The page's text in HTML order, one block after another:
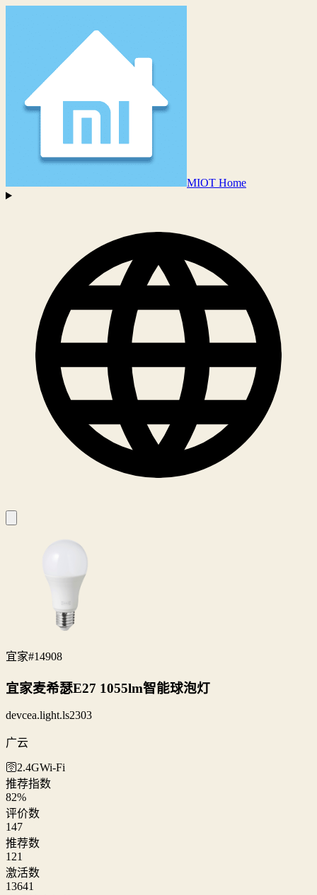
MIOT Home
宜家#14908
宜家麦希瑟E27 1055lm智能球泡灯
devcea.light.ls2303
广云
🛜2.4GWi‑Fi
推荐指数
82%
评价数
147
推荐数
121
激活数
13641